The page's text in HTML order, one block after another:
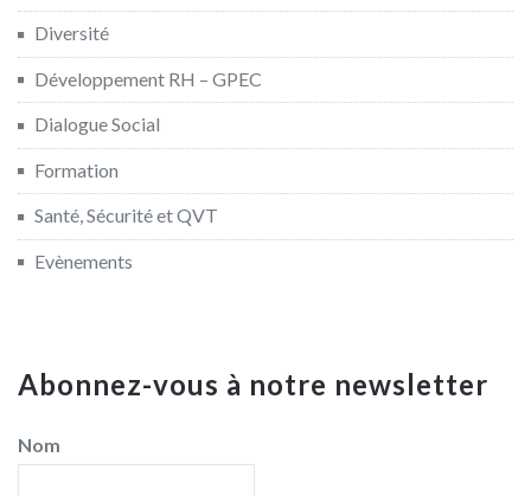
Diversité
Développement RH – GPEC
Dialogue Social
Formation
Santé, Sécurité et QVT
Evènements
Abonnez-vous à notre newsletter
Nom